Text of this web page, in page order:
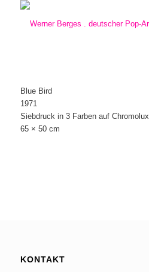
Blue Bird
1971
Siebdruck in 3 Farben auf Chromolux
65 × 50 cm
KONTAKT